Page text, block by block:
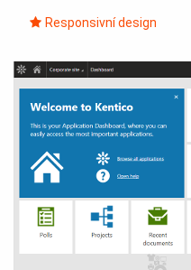
Responsivní design